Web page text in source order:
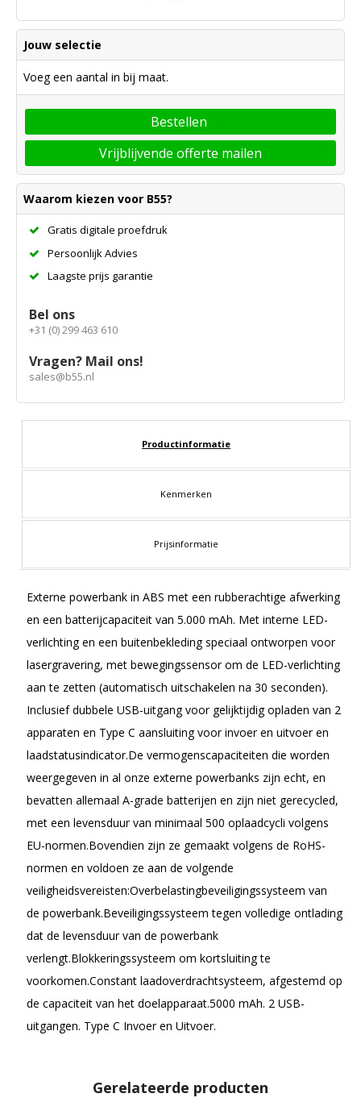
Jouw selectie
Voeg een aantal in bij maat.
Bestellen
Vrijblijvende offerte mailen
Waarom kiezen voor B55?
Gratis digitale proefdruk
Persoonlijk Advies
Laagste prijs garantie
Bel ons
+31 (0) 299 463 610
Vragen? Mail ons!
sales@b55.nl
Productinformatie
Kenmerken
Prijsinformatie
Externe powerbank in ABS met een rubberachtige afwerking
en een batterijcapaciteit van 5.000 mAh. Met interne LED-
verlichting en een buitenbekleding speciaal ontworpen voor
lasergravering, met bewegingssensor om de LED-verlichting
aan te zetten (automatisch uitschakelen na 30 seconden).
Inclusief dubbele USB-uitgang voor gelijktijdig opladen van 2
apparaten en Type C aansluiting voor invoer en uitvoer en
laadstatusindicator.De vermogenscapaciteiten die worden
weergegeven in al onze externe powerbanks zijn echt, en
bevatten allemaal A-grade batterijen en zijn niet gerecycled,
met een levensduur van minimaal 500 oplaadcycli volgens
EU-normen.Bovendien zijn ze gemaakt volgens de RoHS-
normen en voldoen ze aan de volgende
veiligheidsvereisten:Overbelastingbeveiligingssysteem van
de powerbank.Beveiligingssysteem tegen volledige ontlading
dat de levensduur van de powerbank
verlengt.Blokkeringssysteem om kortsluiting te
voorkomen.Constant laadoverdrachtsysteem, afgestemd op
de capaciteit van het doelapparaat.5000 mAh. 2 USB-
uitgangen. Type C Invoer en Uitvoer.
Gerelateerde producten